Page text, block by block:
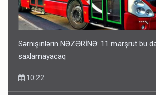
Sərnişinlərin NƏZƏRİNƏ: 11 marşrut bu
saxlamayacaq
10:22